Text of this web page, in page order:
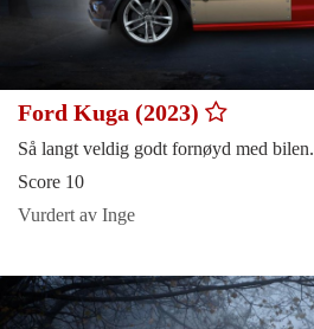
Ford Kuga (2023)
Så langt veldig godt fornøyd med bilen.
Score 10
Vurdert av Inge